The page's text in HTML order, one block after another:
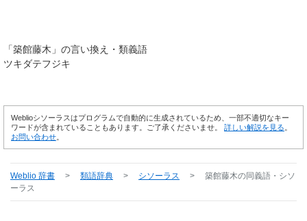
「築館藤木 」の言い換え・類義語
ツキダテフジキ
Weblioシソーラスはプログラムで自動的に生成されているため、一部不適切なキー
ワードが含まれていることもあります。ご了承くださいませ。 詳しい解説を見る
お問い合わせ
Weblio 辞書 > 類語辞典 > シソーラス > 築館藤木の同義語・シソ
ーラス